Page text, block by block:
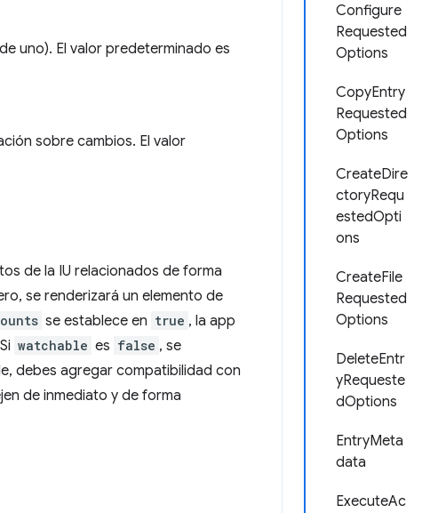
Configure
Requested
Options
CopyEntry
Requested
Options
CreateDire
ctoryRequ
estedOpti
ons
CreateFile
Requested
Options
DeleteEntr
yRequeste
dOptions
EntryMeta
data
ExecuteAc
uno). El valor predeterminado es
sobre cambios. El valor
de la IU relacionados de forma
se renderizará un elemento de
se establece en true , la app
watchable es false , se
debes agregar compatibilidad con
de inmediato y de forma